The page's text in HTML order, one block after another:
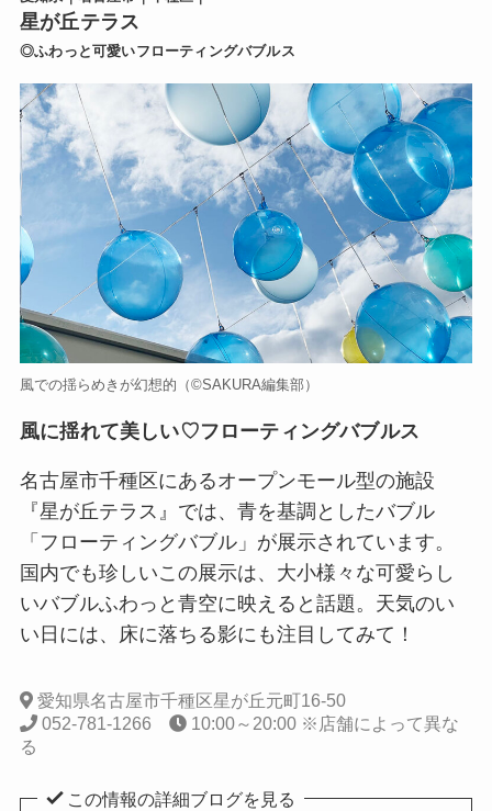
星が丘テラス
◎ふわっと可愛いフローティングバブルス
風での揺らめきが幻想的（©️SAKURA編集部）
風に揺れて美しい♡フローティングバブルス
名古屋市千種区にあるオープンモール型の施設
『星が丘テラス』では、青を基調としたバブル
「フローティングバブル」が展示されています。
国内でも珍しいこの展示は、大小様々な可愛らし
いバブルふわっと青空に映えると話題。天気のい
い日には、床に落ちる影にも注目してみて！
愛知県名古屋市千種区星が丘元町16-50
052-781-1266
10:00～20:00 ※店舗によって異な
る
この情報の詳細ブログを見る